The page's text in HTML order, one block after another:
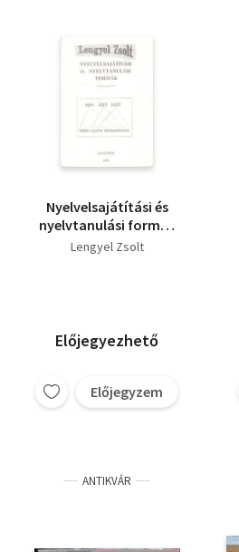
Nyelvelsajátítási és
nyelvtanulási formák
(kézirat gyanánt)
Lengyel Zsolt
Előjegyezhető
Előjegyzem
ANTIKVÁR